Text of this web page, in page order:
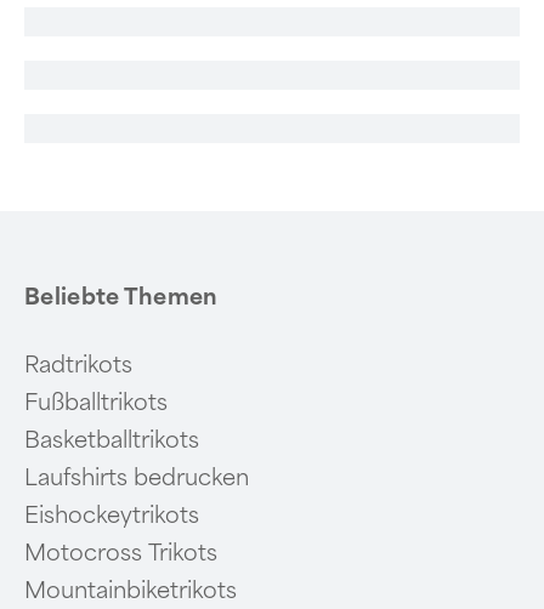
Beliebte Themen
Radtrikots
Fußballtrikots
Basketballtrikots
Laufshirts bedrucken
Eishockeytrikots
Motocross Trikots
Mountainbiketrikots